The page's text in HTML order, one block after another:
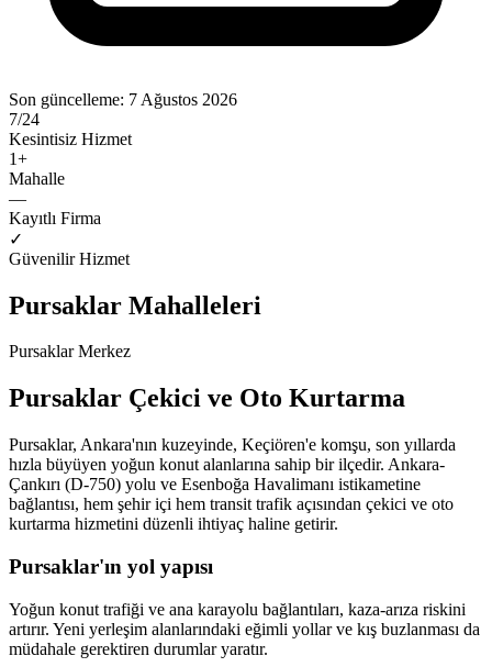
Son güncelleme: 7 Ağustos 2026
7/24
Kesintisiz Hizmet
1+
Mahalle
—
Kayıtlı Firma
✓
Güvenilir Hizmet
Pursaklar Mahalleleri
Pursaklar Merkez
Pursaklar Çekici ve Oto Kurtarma
Pursaklar, Ankara'nın kuzeyinde, Keçiören'e komşu, son yıllarda
hızla büyüyen yoğun konut alanlarına sahip bir ilçedir. Ankara-
Çankırı (D-750) yolu ve Esenboğa Havalimanı istikametine
bağlantısı, hem şehir içi hem transit trafik açısından çekici ve oto
kurtarma hizmetini düzenli ihtiyaç haline getirir.
Pursaklar'ın yol yapısı
Yoğun konut trafiği ve ana karayolu bağlantıları, kaza-arıza riskini
artırır. Yeni yerleşim alanlarındaki eğimli yollar ve kış buzlanması da
müdahale gerektiren durumlar yaratır.